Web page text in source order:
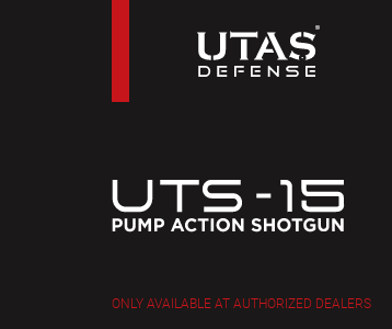
ONLY AVAILABLE AT AUTHORIZED DEALERS